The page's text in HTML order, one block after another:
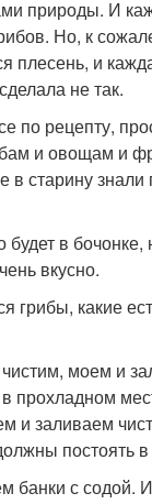
природы. И
Но, к
плесень, и
не так.
по рецепту,
и овощам и
в старину
будет в бочонке,
вкусно.
грибы, какие
моем и
прохладном
и заливаем
постоять в
банки с содой.